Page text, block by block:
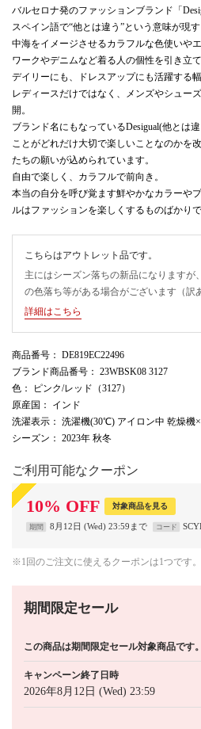
バルセロナ発のファッションブランド「
スペイン語で“他とは違う”という意味が現
中海をイメージさせるカラフルな色使いや
ワークやデニムなど着る人の個性を引き立
デイリーにも、ドレスアップにも活躍する
レディースだけではなく、メンズやシュー
開。
ブランド名にもなっているDesigual(他とは
ことがどれだけ大切で楽しいことなのかを
たちの願いが込められています。
自由で楽しく、カラフルで前向き。
本当の自分を呼び覚ます鮮やかなカラーや
ルはファッションを楽しくするものばかりで
こちらはアウトレット品です。
主にはシーズン落ちの新品になりますが
の色落ち等がある場合がございます（訳
詳細はこちら
商品番号 ： DE819EC22496
ブランド商品番号 ： 23WBSK08 3127
色 ： ピンク/レッド（3127）
原産国 ： インド
洗濯表示 ： 洗濯機(30℃) アイロン中 乾燥機
シーズン ： 2023年 秋冬
ご利用可能なクーポン
10% OFF 対象商品を見る
期間 8月12日 (Wed) 23:59まで コード
※1回のご注文に使えるクーポンは1つです
期間限定セール
この商品は期間限定セール対象商品です。
キャンペーン終了日時
2026年8月12日 (Wed) 23:59